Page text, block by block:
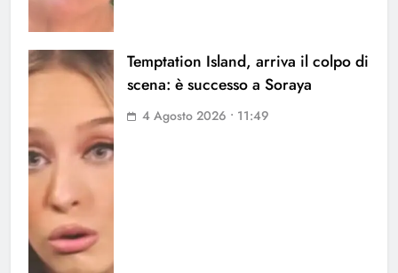
Temptation Island, arriva il colpo di
scena: è successo a Soraya
4 Agosto 2026 • 11:49